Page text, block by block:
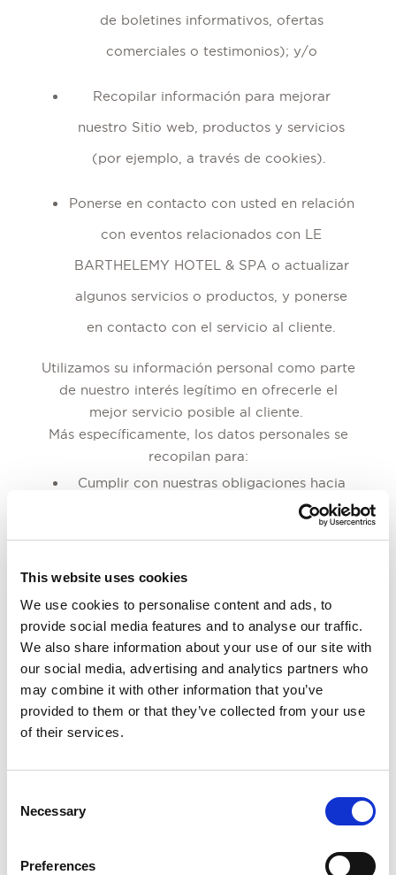
This website uses cookies
We use cookies to personalise content and ads, to
provide social media features and to analyse our traffic.
We also share information about your use of our site with
our social media, advertising and analytics partners who
may combine it with other information that you’ve
provided to them or that they’ve collected from your use
of their services.
Selection
Necessary
Preferences
de boletines informativos, ofertas
comerciales o testimonios); y/o
Recopilar información para mejorar
nuestro Sitio web, productos y servicios
(por ejemplo, a través de cookies).
Ponerse en contacto con usted en relación
con eventos relacionados con LE
BARTHELEMY HOTEL & SPA o actualizar
algunos servicios o productos, y ponerse
en contacto con el servicio al cliente.
Utilizamos su información personal como parte
de nuestro interés legítimo en ofrecerle el
mejor servicio posible al cliente.
Más específicamente, los datos personales se
recopilan para:
Cumplir con nuestras obligaciones hacia
en el establecimiento y mantenimiento de
registros coherentes con las mejores
prácticas contables.
Este procesamiento es necesario para la
parte, para cumplir con una obligación legal y
nuestras actividades y proporcionar los
En este contexto, los datos se conservan